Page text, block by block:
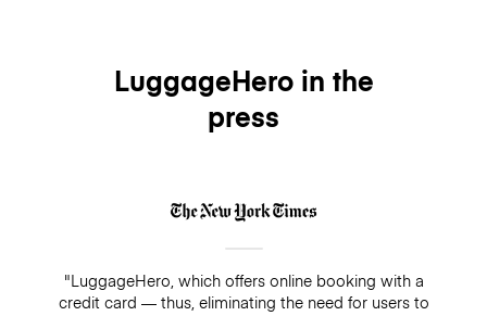
LuggageHero in the
press
"LuggageHero, which offers online booking with a
credit card — thus, eliminating the need for users to